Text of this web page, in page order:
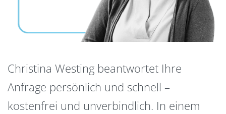
Christina Westing beantwortet Ihre
Anfrage persönlich und schnell –
kostenfrei und unverbindlich. In einem